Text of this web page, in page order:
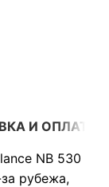
И ОПЛАТА
NB 530
рубежа,